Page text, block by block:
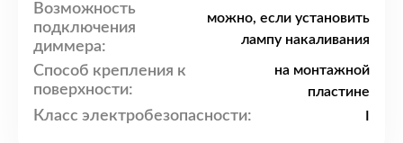
Возможность
подключения
диммера:
можно, если установить
лампу накаливания
Способ крепления к
поверхности:
на монтажной
пластине
Класс электробезопасности: